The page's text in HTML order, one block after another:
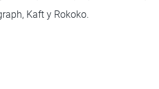
Kaft y Rokoko.